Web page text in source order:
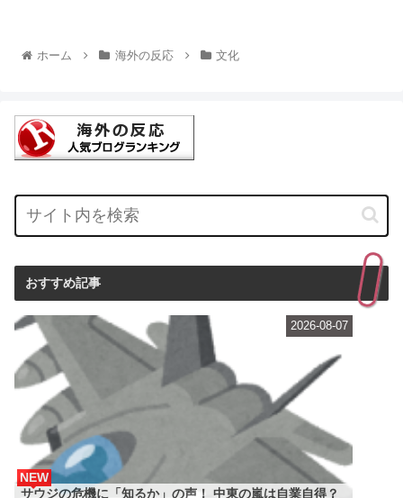
ホーム 海外の反応 文化
おすすめ記事
サウジの危機に「知るか」の声！ 中東の嵐は自業自得？
NEW
2026-08-07